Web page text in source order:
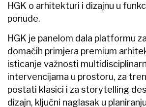
HGK o arhitekturi i dizajnu u
ponude.
HGK je panelom dala platformu
domaćih primjera premium
isticanje važnosti
intervencijama u prostoru, za
postati klasici i za storytelling
dizajn, ključni naglasak u